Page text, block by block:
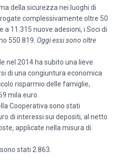
della sicurezza nei luoghi di
complessivamente oltre 50
11.315 nuove adesioni, i Soci di
550.819. Oggi essi sono oltre
nel 2014 ha subito una lieve
di una congiuntura economica
risparmio delle famiglie,
mila euro.
Cooperativa sono stati
di interessi sui depositi, al netto
applicate nella misura di
stati 2.863.